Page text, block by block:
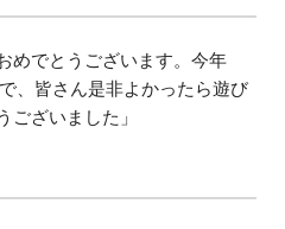
めでとうございます。今年
、皆さん是非よかったら遊び
ございました」